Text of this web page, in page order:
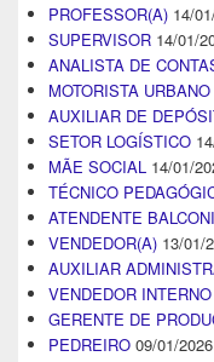
PROFESSOR(A) 14/
SUPERVISOR 14/01/
ANALISTA DE
MOTORISTA URBANO
AUXILIAR DE
SETOR LOGÍSTICO
MÃE SOCIAL 14/01/
TÉCNICO
ATENDENTE
VENDEDOR(A) 13/01/
AUXILIAR
VENDEDOR INTERNO
GERENTE DE
PEDREIRO 09/01/2026